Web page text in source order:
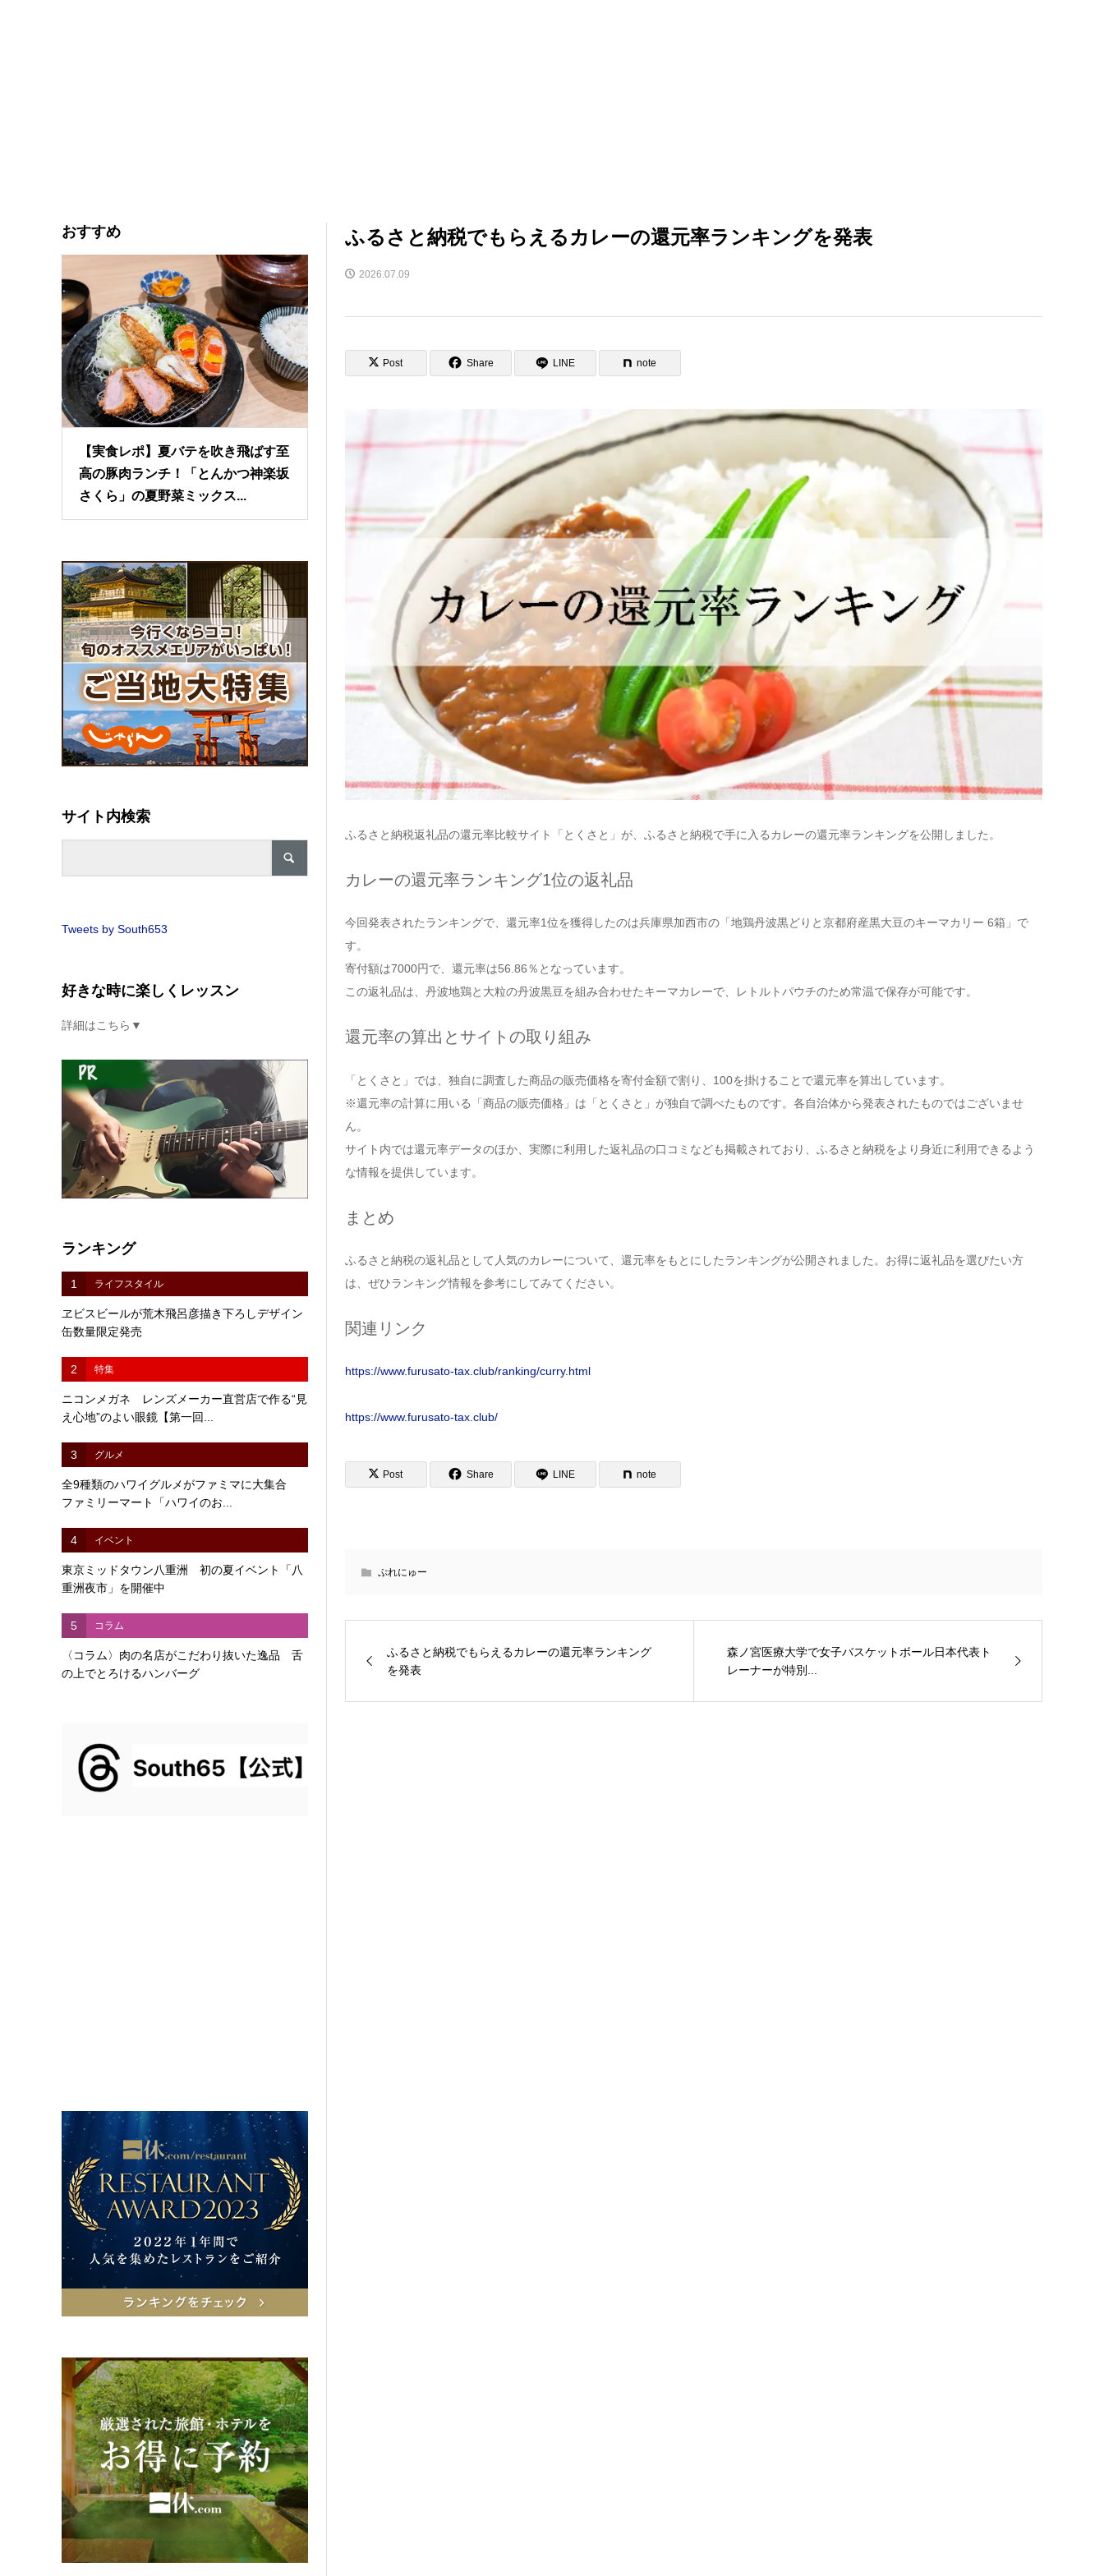
ふるさと納税でもらえるカレーの還元率ランキングを発表
2026.07.09
Post Share LINE note
ふるさと納税返礼品の還元率比較サイト「とくさと」が、ふるさと納税で手に入るカレーの還元率ランキングを公開しました。
カレーの還元率ランキング1位の返礼品
今回発表されたランキングで、還元率1位を獲得したのは兵庫県加西市の「地鶏丹波黒どりと京都府産黒大豆のキーマカリー 6箱」で
す。
寄付額は7000円で、還元率は56.86％となっています。
この返礼品は、丹波地鶏と大粒の丹波黒豆を組み合わせたキーマカレーで、レトルトパウチのため常温で保存が可能です。
還元率の算出とサイトの取り組み
「とくさと」では、独自に調査した商品の販売価格を寄付金額で割り、100を掛けることで還元率を算出しています。
※還元率の計算に用いる「商品の販売価格」は「とくさと」が独自で調べたものです。各自治体から発表されたものではございませ
ん。
サイト内では還元率データのほか、実際に利用した返礼品の口コミなども掲載されており、ふるさと納税をより身近に利用できるよう
な情報を提供しています。
まとめ
ふるさと納税の返礼品として人気のカレーについて、還元率をもとにしたランキングが公開されました。お得に返礼品を選びたい方
は、ぜひランキング情報を参考にしてみてください。
関連リンク
https://www.furusato-tax.club/ranking/curry.html
https://www.furusato-tax.club/
Post Share LINE note
ぷれにゅー
ふるさと納税でもらえるカレーの還元率ランキング
を発表
森ノ宮医療大学で女子バスケットボール日本代表ト
レーナーが特別...
おすすめ
【実食レポ】夏バテを吹き飛ばす至
高の豚肉ランチ！「とんかつ神楽坂
さくら」の夏野菜ミックス...
サイト内検索
Tweets by South653
好きな時に楽しくレッスン
詳細はこちら▼
ランキング
1 ライフスタイル
ヱビスビールが荒木飛呂彦描き下ろしデザイン
缶数量限定発売
2 特集
ニコンメガネ レンズメーカー直営店で作る“見
え心地”のよい眼鏡【第一回...
3 グルメ
全9種類のハワイグルメがファミマに大集合
ファミリーマート「ハワイのお...
4 イベント
東京ミッドタウン八重洲 初の夏イベント「八
重洲夜市」を開催中
5 コラム
〈コラム〉肉の名店がこだわり抜いた逸品 舌
の上でとろけるハンバーグ